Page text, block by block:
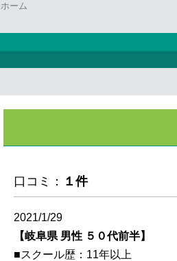
ホーム
口コミ： １件
2021/1/29
【岐阜県 男性 ５０代前半】
■スクール歴：11年以上